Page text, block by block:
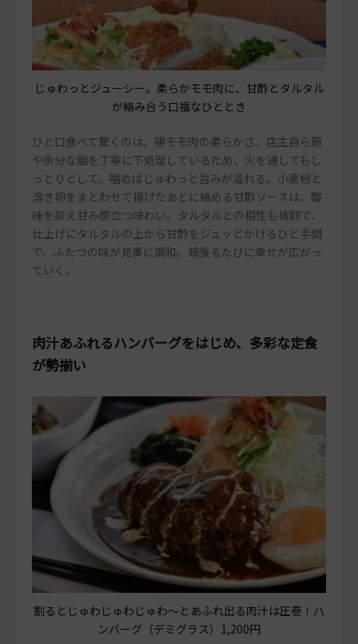
じゅわっとジューシー。柔らかモモ肉に、甘酢とタルタル
が絡み合う口福なひととき
ひと口食べて驚くのは、鶏モモ肉の柔らかさ。店主自ら筋
や余分な脂を丁寧に下処理しているため、火を通してもし
っとりとして、噛めばじゅわっと旨みが溢れる。小麦粉と
溶き卵をまとわせて揚げたあとに絡める甘酢ソースは、酸
味を抑え甘み際立つ味わい。タルタルとの相性も抜群で、
仕上げにタルタルの上から甘酢をジュッとかけるひと手間
で、ふたつの味が見事に調和。頬張るたびに幸せが広がっ
ていく。
肉汁あふれるハンバーグをはじめ、多彩な定食
が勢揃い
割るとじゅわじゅわじゅわ～とあふれ出る肉汁は圧巻！ハ
ンバーグ（デミグラス）1,200円